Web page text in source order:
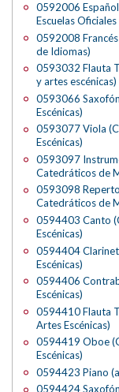
0592006
Escuelas
0592008
de Idiomas)
0593032 Flauta
y artes escénicas)
0593066
Escénicas)
0593077 Viola
Escénicas)
0593097
Catedráticos de
0593098
Catedráticos de
0594403 Canto
Escénicas)
0594404
Escénicas)
0594406
Escénicas)
0594410 Flauta
Artes Escénicas)
0594419 Oboe
Escénicas)
0594423 Piano
0594424